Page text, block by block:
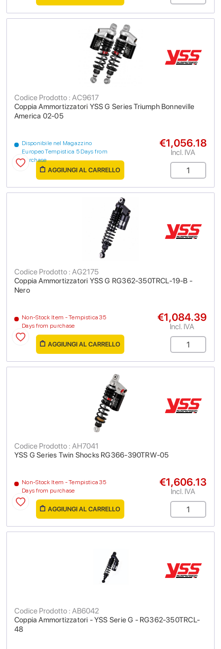
Coppia Ammortizzatori YSS G Series Triumph Bonneville
America 02-05
Codice Prodotto : AC9617
Disponibile nel Magazzino
Europeo Tempistica 5 Days from
purchase
€1,056.18
Incl. IVA
AGGIUNGI AL CARRELLO
Coppia Ammortizzatori YSS G RG362-350TRCL-19-B -
Nero
Codice Prodotto : AG2175
Non-Stock Item - Tempistica 35
Days from purchase
€1,084.39
Incl. IVA
AGGIUNGI AL CARRELLO
YSS G Series Twin Shocks RG366-390TRW-05
Codice Prodotto : AH7041
Non-Stock Item - Tempistica 35
Days from purchase
€1,606.13
Incl. IVA
AGGIUNGI AL CARRELLO
Coppia Ammortizzatori - YSS Serie G - RG362-350TRCL-
48
Codice Prodotto : AB6042